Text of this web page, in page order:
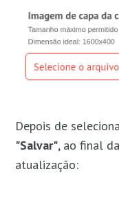
Depois de
"Salvar", ao final
atualização: